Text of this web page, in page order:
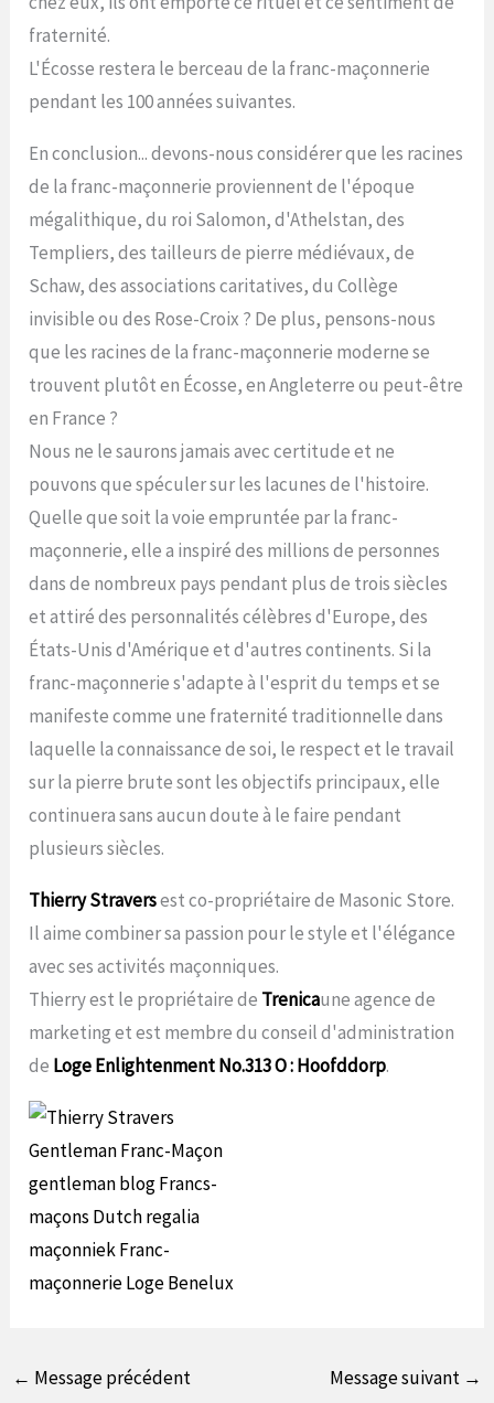
fraternité.
L'Écosse restera le berceau de la franc-maçonnerie
pendant les 100 années suivantes.
En conclusion... devons-nous considérer que les racines
de la franc-maçonnerie proviennent de l'époque
mégalithique, du roi Salomon, d'Athelstan, des
Templiers, des tailleurs de pierre médiévaux, de
Schaw, des associations caritatives, du Collège
invisible ou des Rose-Croix ? De plus, pensons-nous
que les racines de la franc-maçonnerie moderne se
trouvent plutôt en Écosse, en Angleterre ou peut-être
en France ?
Nous ne le saurons jamais avec certitude et ne
pouvons que spéculer sur les lacunes de l'histoire.
Quelle que soit la voie empruntée par la franc-
maçonnerie, elle a inspiré des millions de personnes
dans de nombreux pays pendant plus de trois siècles
et attiré des personnalités célèbres d'Europe, des
États-Unis d'Amérique et d'autres continents. Si la
franc-maçonnerie s'adapte à l'esprit du temps et se
manifeste comme une fraternité traditionnelle dans
laquelle la connaissance de soi, le respect et le travail
sur la pierre brute sont les objectifs principaux, elle
continuera sans aucun doute à le faire pendant
plusieurs siècles.
Thierry Straversest co-propriétaire de Masonic Store.
Il aime combiner sa passion pour le style et l'élégance
avec ses activités maçonniques.
Thierry est le propriétaire de Trenicaune agence de
marketing et est membre du conseil d'administration
de Loge Enlightenment No.313 O : Hoofddorp.
← Message précédent Message suivant →